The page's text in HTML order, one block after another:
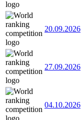
20.09.2026
27.09.2026
04.10.2026